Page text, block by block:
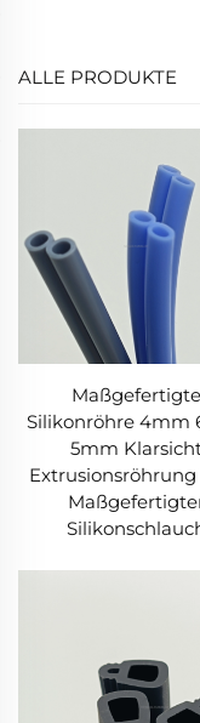
ALLE PRODUKTE
Maßgefertigte
Silikonröhre 4mm
5mm
Extrusionsröhrung